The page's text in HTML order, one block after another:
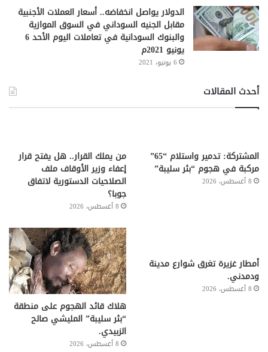
الدولار يواصل انخفاضه.. أسعار العملات الأجنبية
مقابل الجنيه السوداني في السوق الموازية
والبنوك السودانية في تعاملات اليوم الأحد 6
يونيو 2021م
6 يونيو، 2021
أحدث المقالات
المشتركة: تدمير واستلام “65”
مركبة في هجوم “بئر سليبة”
8 أغسطس، 2026
من يملك القرار.. هل يفتح قرار
إعفاء وزير الأوقاف ملف
الصلاحيات الدستورية لاتفاق
جوبا؟
8 أغسطس، 2026
أمطار غزيرة تغرق شوارع مدينة
ودمدني.
8 أغسطس، 2026
هلاك قائد الهجوم على منطقة
“بئر سليبة” المليشي صالح
الزبيدي.
8 أغسطس، 2026